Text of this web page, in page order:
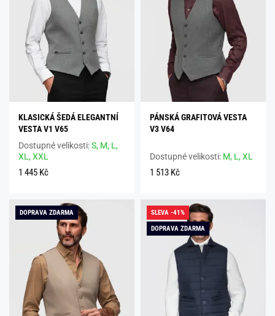
KLASICKÁ ŠEDÁ ELEGANTNÍ
VESTA V1 V65
Dostupné velikosti:S, M, L,
XL,XXL
1 445 Kč
PÁNSKÁ GRAFITOVÁ VESTA
V3 V64
Dostupné velikosti: M, L,XL
1 513 Kč
DOPRAVA ZDARMA
SLEVA -41%
DOPRAVA ZDARMA